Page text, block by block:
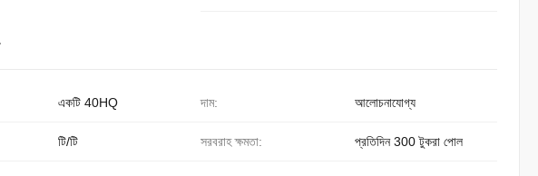
একটি 40HQ দাম: আলোচনাযোগ্য
টি/টি সরবরাহ ক্ষমতা: প্রতিদিন 300 টুকরা পোল